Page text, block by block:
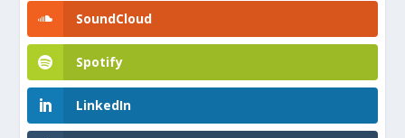
SoundCloud
Spotify
LinkedIn